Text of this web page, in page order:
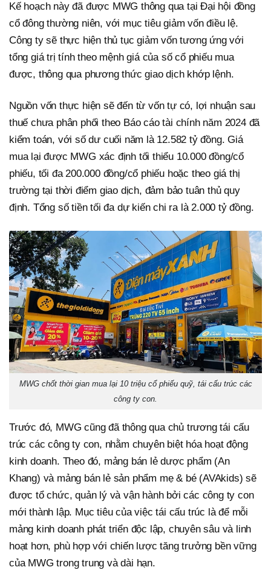
Kế hoạch này đã được MWG thông qua tại Đại hội đồng
cổ đông thường niên, với mục tiêu giảm vốn điều lệ.
Công ty sẽ thực hiện thủ tục giảm vốn tương ứng với
tổng giá trị tính theo mệnh giá của số cổ phiếu mua
được, thông qua phương thức giao dịch khớp lệnh.
Nguồn vốn thực hiện sẽ đến từ vốn tự có, lợi nhuận sau
thuế chưa phân phối theo Báo cáo tài chính năm 2024 đã
kiểm toán, với số dư cuối năm là 12.582 tỷ đồng. Giá
mua lại được MWG xác định tối thiểu 10.000 đồng/cổ
phiếu, tối đa 200.000 đồng/cổ phiếu hoặc theo giá thị
trường tại thời điểm giao dịch, đảm bảo tuân thủ quy
định. Tổng số tiền tối đa dự kiến chi ra là 2.000 tỷ đồng.
MWG chốt thời gian mua lại 10 triệu cổ phiếu quỹ, tái cấu trúc các
công ty con.
Trước đó, MWG cũng đã thông qua chủ trương tái cấu
trúc các công ty con, nhằm chuyên biệt hóa hoạt động
kinh doanh. Theo đó, mảng bán lẻ dược phẩm (An
Khang) và mảng bán lẻ sản phẩm mẹ & bé (AVAkids) sẽ
được tổ chức, quản lý và vận hành bởi các công ty con
mới thành lập. Mục tiêu của việc tái cấu trúc là để mỗi
mảng kinh doanh phát triển độc lập, chuyên sâu và linh
hoạt hơn, phù hợp với chiến lược tăng trưởng bền vững
của MWG trong trung và dài hạn.